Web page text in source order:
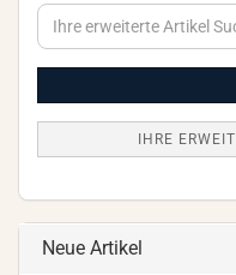
Ihre
erweiterte
IHRE
Neue Artikel